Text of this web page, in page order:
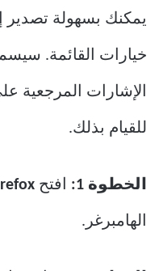
خيارات القائمة.
الإشارات المرجعية
للقيام بذلك.
الخطوة 1: افتح
الهامبرغر.